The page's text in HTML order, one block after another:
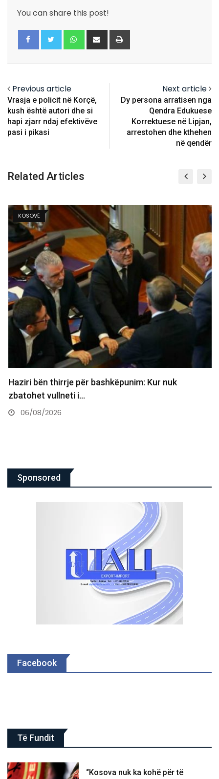
You can share this post!
Whatsapp
Share
via
Previous article
Vrasja e policit në Korçë,
kush është autori dhe si
hapi zjarr ndaj efektivëve
pasi i pikasi
Next article
Dy persona arratisen nga
Qendra Edukuese
Korrektuese në Lipjan,
arrestohen dhe kthehen
në qendër
Related Articles
KOSOVË
Haziri bën thirrje për bashkëpunim: Kur nuk
zbatohet vullneti i…
06/08/2026
Sponsored
Facebook
Të Fundit
“Kosova nuk ka kohë për të